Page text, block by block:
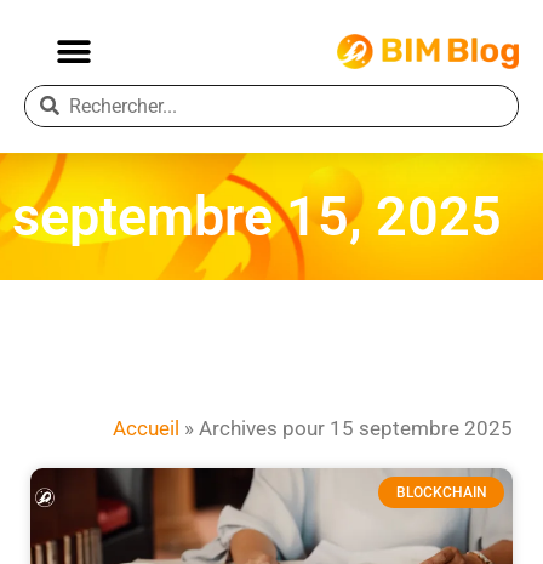
septembre 15, 2025
Accueil » Archives pour 15 septembre 2025
BLOCKCHAIN